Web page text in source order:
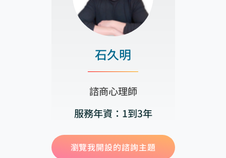
石久明
諮商心理師
服務年資：1到3年
瀏覽我開設的諮詢主題